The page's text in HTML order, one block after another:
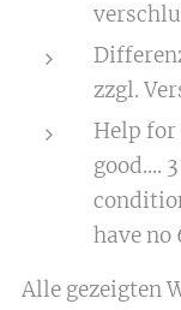
zzgl.
Help for
good....
have no
Alle gezeigten